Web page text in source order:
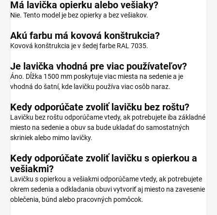
Má lavička opierku alebo vešiaky?
Nie. Tento model je bez opierky a bez vešiakov.
Akú farbu má kovová konštrukcia?
Kovová konštrukcia je v šedej farbe RAL 7035.
Je lavička vhodná pre viac používateľov?
Áno. Dĺžka 1500 mm poskytuje viac miesta na sedenie a je
vhodná do šatní, kde lavičku používa viac osôb naraz.
Kedy odporúčate zvoliť lavičku bez roštu?
Lavičku bez roštu odporúčame vtedy, ak potrebujete iba základné
miesto na sedenie a obuv sa bude ukladať do samostatných
skriniek alebo mimo lavičky.
Kedy odporúčate zvoliť lavičku s opierkou a
vešiakmi?
Lavičku s opierkou a vešiakmi odporúčame vtedy, ak potrebujete
okrem sedenia a odkladania obuvi vytvoriť aj miesto na zavesenie
oblečenia, búnd alebo pracovných pomôcok.